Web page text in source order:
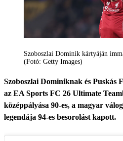
Szoboszlai Dominik kártyáján
(Fotó: Getty Images)
Szoboszlai Dominiknak és Puskás
az EA Sports FC 26 Ultimate
középpályása 90-es, a magyar
legendája 94-es besorolást kapott.